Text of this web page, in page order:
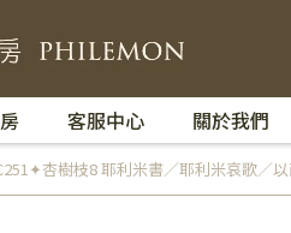
客服中心 關於我們
杏樹枝8 耶利米書／耶利米哀歌／